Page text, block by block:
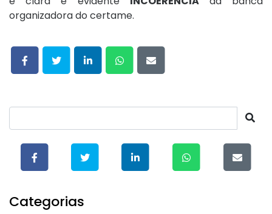
organizadora do certame.
Categorias